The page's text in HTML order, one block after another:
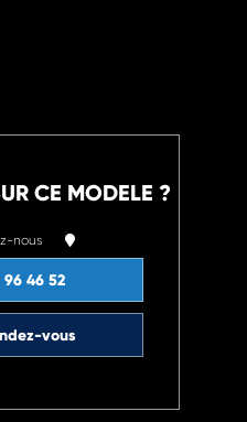
CE MODELE ?
nous
96 46 52
vous